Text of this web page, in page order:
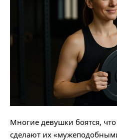
Многие девушки боятся,
сделают их